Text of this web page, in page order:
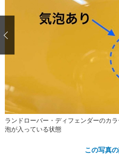
注目の記事
ストップ 不具合修理＆粗悪修理
コラム
ショップ紹介
レストア
カーメーカー「旧車」関連プロジ
イベント
ランドローバー・ディフェンダーのカ
泡が入っている状態
この写真